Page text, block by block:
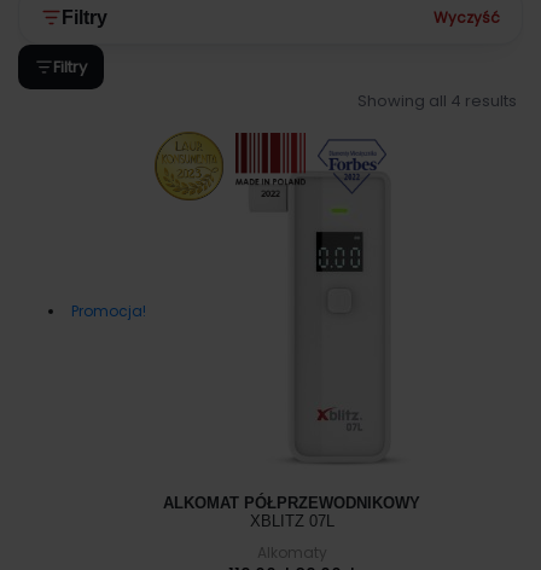
Filtry Wyczyść
Filtry
Showing all 4 results
Promocja!
ALKOMAT PÓŁPRZEWODNIKOWY
XBLITZ 07L
Alkomaty